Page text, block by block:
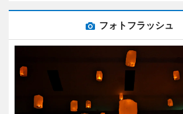
フォトフラッシュ